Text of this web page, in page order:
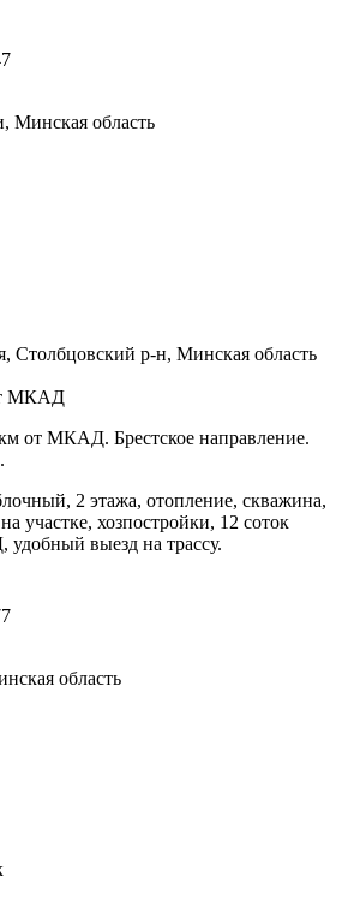
Минская область
Столбцовский р-н, Минская область
МКАД
от МКАД. Брестское направление.
2 этажа, отопление, скважина,
участке, хозпостройки, 12 соток
выезд на трассу.
область